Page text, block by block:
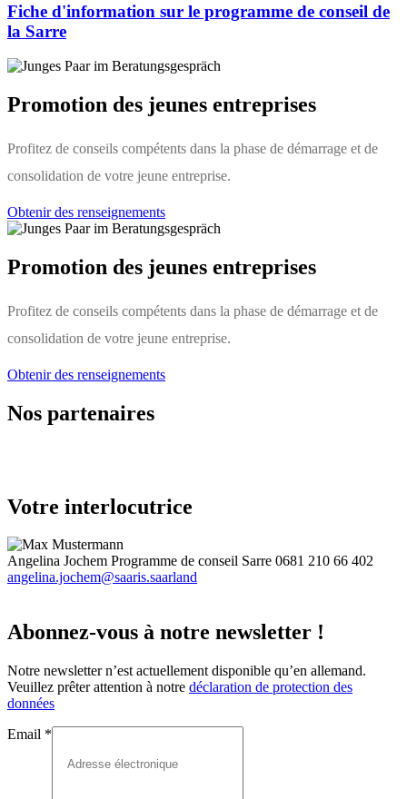
Fiche d'information sur le programme de conseil de
la Sarre
Promotion des jeunes entreprises
Profitez de conseils compétents dans la phase de démarrage et de
consolidation de votre jeune entreprise.
Obtenir des renseignements
Promotion des jeunes entreprises
Profitez de conseils compétents dans la phase de démarrage et de
consolidation de votre jeune entreprise.
Obtenir des renseignements
Nos partenaires
Votre interlocutrice
Angelina Jochem Programme de conseil Sarre 0681 210 66 402
angelina.jochem@saaris.saarland
Abonnez-vous à notre newsletter !
Notre newsletter n’est actuellement disponible qu’en allemand.
Veuillez prêter attention à notre déclaration de protection des
données
Email *